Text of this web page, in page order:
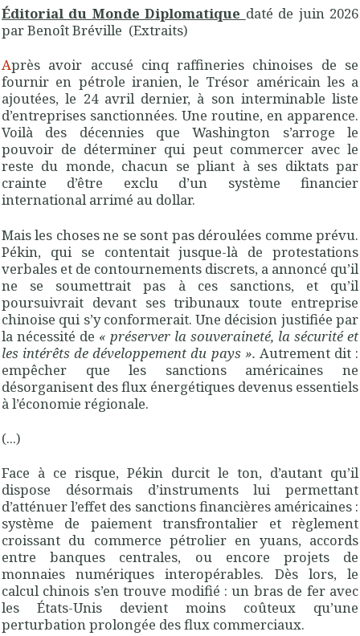
Éditorial du Monde Diplomatique daté de juin 2026
parBenoît Bréville (Extraits)
Après avoir accusé cinq raffineries chinoises de se
fournir en pétrole iranien, le Trésor américain les a
ajoutées, le 24 avril dernier, à son interminable liste
d’entreprises sanctionnées. Une routine, en apparence.
Voilà des décennies que Washington s’arroge le
pouvoir de déterminer qui peut commercer avec le
reste du monde, chacun se pliant à ses diktats par
crainte d’être exclu d’un système financier
international arrimé au dollar.
Mais les choses ne se sont pas déroulées comme prévu.
Pékin, qui se contentait jusque-là de protestations
verbales et de contournements discrets, a annoncé qu’il
ne se soumettrait pas à ces sanctions, et qu’il
poursuivrait devant ses tribunaux toute entreprise
chinoise qui s’y conformerait. Une décision justifiée par
la nécessité de « préserver la souveraineté, la sécurité et
les intérêts de développement du pays ». Autrement dit :
empêcher que les sanctions américaines ne
désorganisent des flux énergétiques devenus essentiels
à l’économie régionale.
(...)
Face à ce risque, Pékin durcit le ton, d’autant qu’il
dispose désormais d’instruments lui permettant
d’atténuer l’effet des sanctions financières américaines :
système de paiement transfrontalier et règlement
croissant du commerce pétrolier en yuans, accords
entre banques centrales, ou encore projets de
monnaies numériques interopérables. Dès lors, le
calcul chinois s’en trouve modifié : un bras de fer avec
les États-Unis devient moins coûteux qu’une
perturbation prolongée des flux commerciaux.